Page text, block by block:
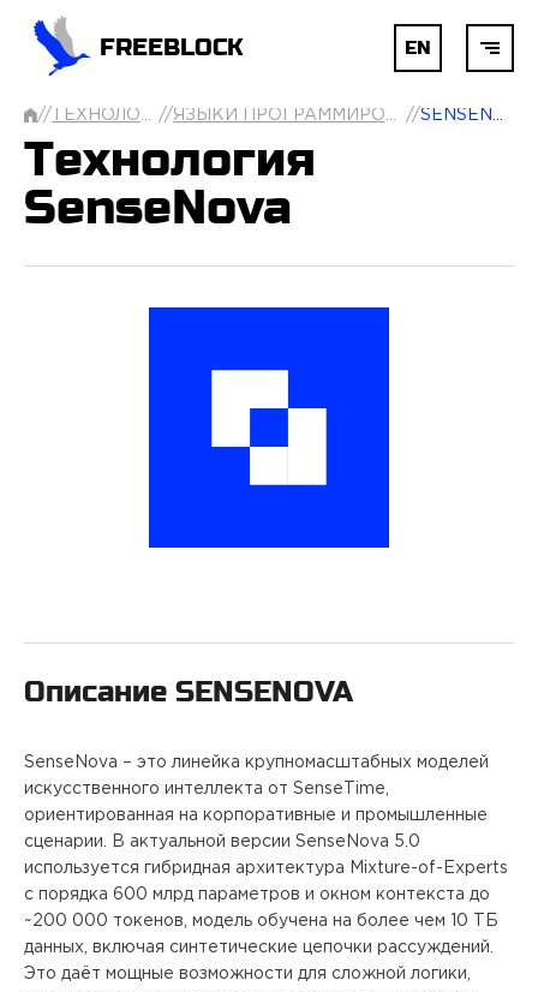
FREEBLOCK EN
// // //
ГЛАВНАЯ
БЛОКЧЕЙН
РАЗРАБОТКА
ПРОЕКТЫ
О FREEBLOCK
БЛОГ
ВАКАНСИИ
Технология
SenseNova
Описание SENSENOVA
SenseNova – это линейка крупномасштабных моделей
искусственного интеллекта от SenseTime,
ориентированная на корпоративные и промышленные
сценарии. В актуальной версии SenseNova 5.0
используется гибридная архитектура Mixture-of-Experts
с порядка 600 млрд параметров и окном контекста до
~200 000 токенов, модель обучена на более чем 10 ТБ
данных, включая синтетические цепочки рассуждений.
Это даёт мощные возможности для сложной логики,